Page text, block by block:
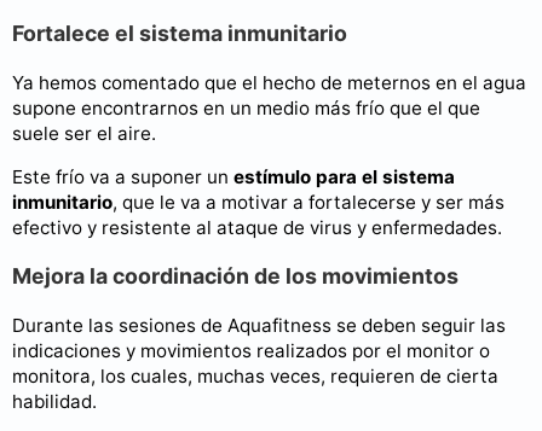
Fortalece el sistema inmunitario
Ya hemos comentado que el hecho de meternos en el agua
supone encontrarnos en un medio más frío que el que
suele ser el aire.
Este frío va a suponer un estímulo para el sistema
inmunitario, que le va a motivar a fortalecerse y ser más
efectivo y resistente al ataque de virus y enfermedades.
Mejora la coordinación de los movimientos
Durante las sesiones de Aquafitness se deben seguir las
indicaciones y movimientos realizados por el monitor o
monitora, los cuales, muchas veces, requieren de cierta
habilidad.